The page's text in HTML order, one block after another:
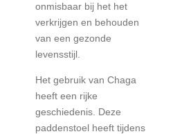
onmisbaar bij het het
verkrijgen en behouden
van een gezonde
levensstijl.
Het gebruik van Chaga
heeft een rijke
geschiedenis. Deze
paddenstoel heeft tijdens